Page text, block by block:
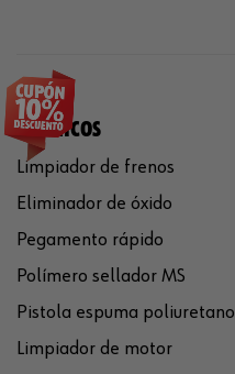
QUÍMICOS
Limpiador de frenos
Eliminador de óxido
Pegamento rápido
Polímero sellador MS
Pistola espuma poliuretano
Limpiador de motor